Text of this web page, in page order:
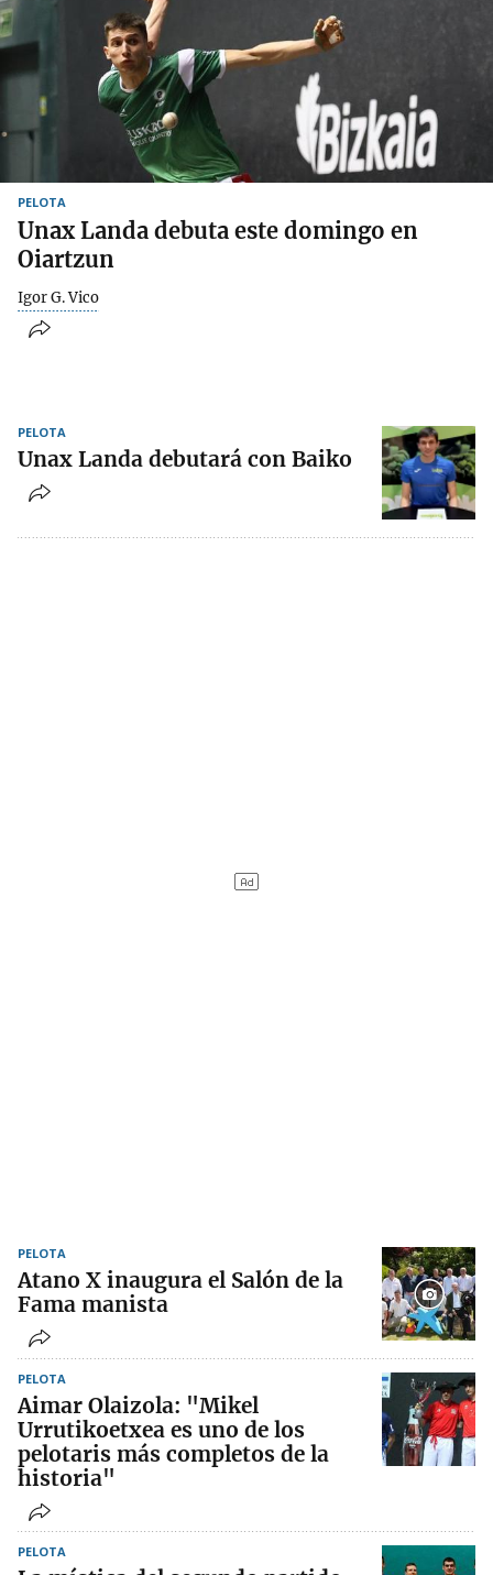
PELOTA
Unax Landa debuta este domingo en
Oiartzun
Igor G. Vico
PELOTA
Unax Landa debutará con Baiko
PELOTA
Atano X inaugura el Salón de la
Fama manista
PELOTA
Aimar Olaizola: "Mikel
Urrutikoetxea es uno de los
pelotaris más completos de la
historia"
PELOTA